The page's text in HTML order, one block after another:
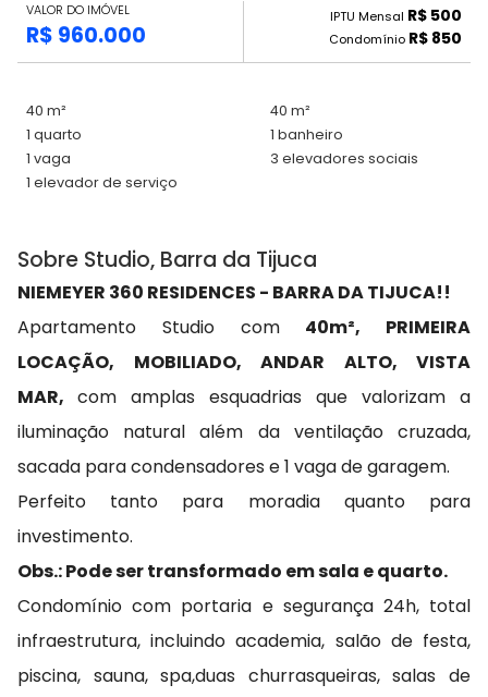
VALOR DO IMÓVEL
R$ 960.000
IPTU Mensal R$ 500
Condomínio R$ 850
40 m²
40 m²
1 quarto
1 banheiro
1 vaga
3 elevadores sociais
1 elevador de serviço
Sobre Studio, Barra da Tijuca
NIEMEYER 360 RESIDENCES - BARRA DA TIJUCA!!
Apartamento Studio com 40m², PRIMEIRA
LOCAÇÃO, MOBILIADO, ANDAR ALTO, VISTA
MAR, com amplas esquadrias que valorizam a
iluminação natural além da ventilação cruzada,
sacada para condensadores e 1 vaga de garagem.
Perfeito tanto para moradia quanto para
investimento.
Obs.: Pode ser transformado em sala e quarto.
Condomínio com portaria e segurança 24h, total
infraestrutura, incluindo academia, salão de festa,
piscina, sauna, spa,duas churrasqueiras, salas de